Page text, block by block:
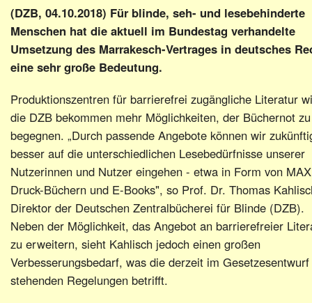
(DZB, 04.10.2018) Für blinde, seh- und lesebehinderte
Menschen hat die aktuell im Bundestag verhandelte
Umsetzung des Marrakesch-Vertrages in deutsches
eine sehr große Bedeutung.
Produktionszentren für barrierefrei zugängliche Literatur
die DZB bekommen mehr Möglichkeiten, der Büchernot zu
begegnen. „Durch passende Angebote können wir
besser auf die unterschiedlichen Lesebedürfnisse unserer
Nutzerinnen und Nutzer eingehen - etwa in Form von
Druck-Büchern und E-Books", so Prof. Dr. Thomas
Direktor der Deutschen Zentralbücherei für Blinde (DZB).
Neben der Möglichkeit, das Angebot an barrierefreier
zu erweitern, sieht Kahlisch jedoch einen großen
Verbesserungsbedarf, was die derzeit im Gesetzesentwurf
stehenden Regelungen betrifft.